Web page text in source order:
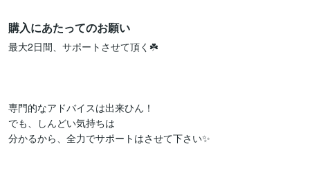
購入にあたってのお願い
最大2日間、サポートさせて頂く☘️
専門的なアドバイスは出来ひん！
でも、しんどい気持ちは
分かるから、全力でサポートはさせて下さい✨